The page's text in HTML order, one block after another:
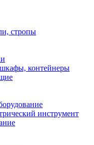
стропы
контейнеры
инструмент